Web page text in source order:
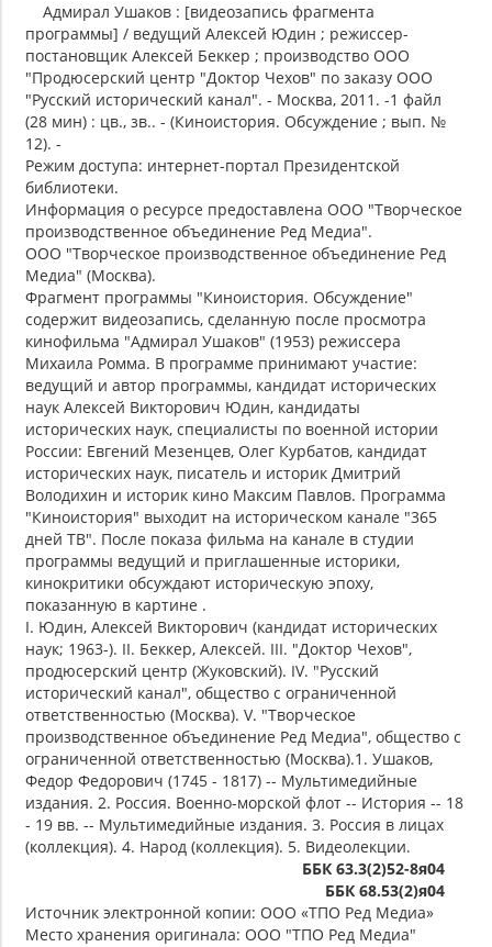
Адмирал Ушаков : [видеозапись фрагмента
программы] / ведущий Алексей Юдин ; режиссер-
постановщик Алексей Беккер ; производство ООО
"Продюсерский центр "Доктор Чехов" по заказу ООО
"Русский исторический канал". - Москва, 2011. -1 файл
(28 мин) : цв., зв.. - (Киноистория. Обсуждение ; вып. №
12). -
Режим доступа: интернет-портал Президентской
библиотеки.
Информация о ресурсе предоставлена ООО "Творческое
производственное объединение Ред Медиа".
ООО "Творческое производственное объединение Ред
Медиа" (Москва).
Фрагмент программы "Киноистория. Обсуждение"
содержит видеозапись, сделанную после просмотра
кинофильма "Адмирал Ушаков" (1953) режиссера
Михаила Ромма. В программе принимают участие:
ведущий и автор программы, кандидат исторических
наук Алексей Викторович Юдин, кандидаты
исторических наук, специалисты по военной истории
России: Евгений Мезенцев, Олег Курбатов, кандидат
исторических наук, писатель и историк Дмитрий
Володихин и историк кино Максим Павлов. Программа
"Киноистория" выходит на историческом канале "365
дней ТВ". После показа фильма на канале в студии
программы ведущий и приглашенные историки,
кинокритики обсуждают историческую эпоху,
показанную в картине .
I. Юдин, Алексей Викторович (кандидат исторических
наук; 1963-). II. Беккер, Алексей. III. "Доктор Чехов",
продюсерский центр (Жуковский). IV. "Русский
исторический канал", общество с ограниченной
ответственностью (Москва). V. "Творческое
производственное объединение Ред Медиа", общество с
ограниченной ответственностью (Москва).1. Ушаков,
Федор Федорович (1745 - 1817) -- Мультимедийные
издания. 2. Россия. Военно-морской флот -- История -- 18
- 19 вв. -- Мультимедийные издания. 3. Россия в лицах
(коллекция). 4. Народ (коллекция). 5. Видеолекции.
ББК 63.3(2)52-8я04
ББК 68.53(2)я04
Источник электронной копии: ООО «ТПО Ред Медиа»
Место хранения оригинала: ООО "ТПО Ред Медиа"